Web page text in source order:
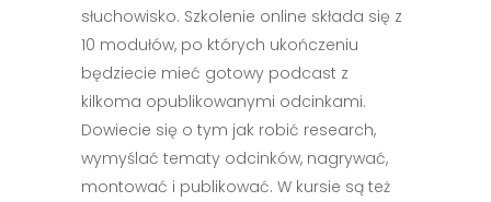
słuchowisko. Szkolenie online składa się z
10 modułów, po których ukończeniu
będziecie mieć gotowy podcast z
kilkoma opublikowanymi odcinkami.
Dowiecie się o tym jak robić research,
wymyślać tematy odcinków, nagrywać,
montować i publikować. W kursie są też